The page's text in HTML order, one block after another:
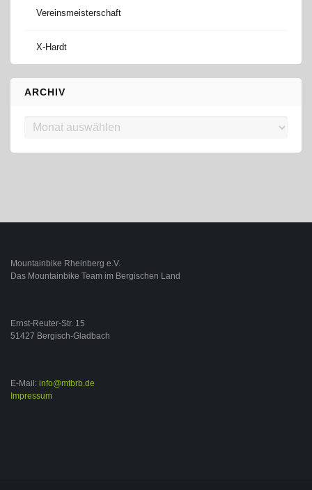
Vereinsmeisterschaft
X-Hardt
ARCHIV
Archiv
Mountainbike Rheinberg e.V.
Das Mountainbike Team im Bergischen Land
Ernst-Reuter-Str. 15
51427 Bergisch-Gladbach
E-Mail: info@mtbrb.de
Impressum